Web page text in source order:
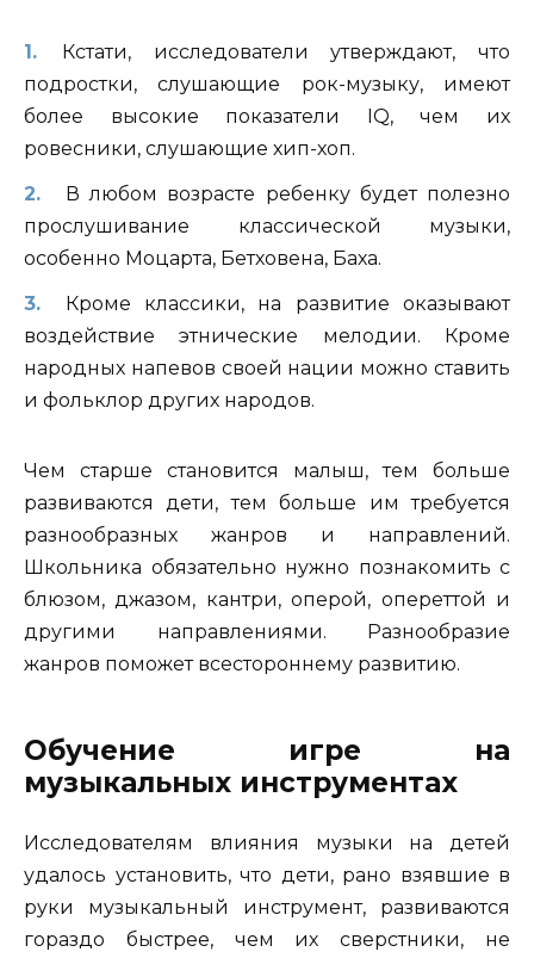
Кстати, исследователи утверждают, что
подростки, слушающие рок-музыку, имеют
более высокие показатели IQ, чем их
ровесники, слушающие хип-хоп.
В любом возрасте ребенку будет полезно
прослушивание классической музыки,
особенно Моцарта, Бетховена, Баха.
Кроме классики, на развитие оказывают
воздействие этнические мелодии. Кроме
народных напевов своей нации можно ставить
и фольклор других народов.
Чем старше становится малыш, тем больше
развиваются дети, тем больше им требуется
разнообразных жанров и направлений.
Школьника обязательно нужно познакомить с
блюзом, джазом, кантри, оперой, опереттой и
другими направлениями. Разнообразие
жанров поможет всестороннему развитию.
Обучение игре на
музыкальных инструментах
Исследователям влияния музыки на детей
удалось установить, что дети, рано взявшие в
руки музыкальный инструмент, развиваются
гораздо быстрее, чем их сверстники, не